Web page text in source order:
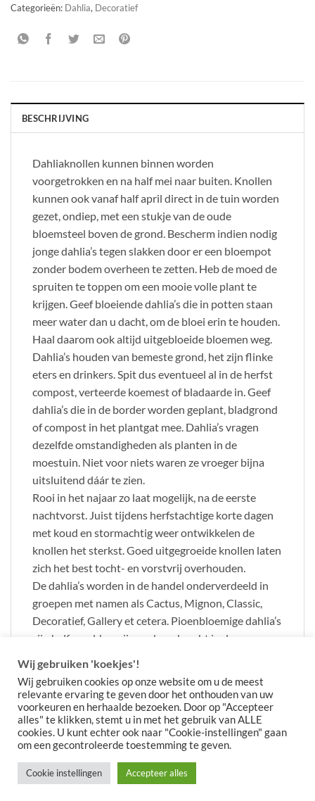
Categorieën: Dahlia, Decoratief
BESCHRIJVING
Dahliaknollen kunnen binnen worden
voorgetrokken en na half mei naar buiten. Knollen
kunnen ook vanaf half april direct in de tuin worden
gezet, ondiep, met een stukje van de oude
bloemsteel boven de grond. Bescherm indien nodig
jonge dahlia’s tegen slakken door er een bloempot
zonder bodem overheen te zetten. Heb de moed de
spruiten te toppen om een mooie volle plant te
krijgen. Geef bloeiende dahlia’s die in potten staan
meer water dan u dacht, om de bloei erin te houden.
Haal daarom ook altijd uitgebloeide bloemen weg.
Dahlia’s houden van bemeste grond, het zijn flinke
eters en drinkers. Spit dus eventueel al in de herfst
compost, verteerde koemest of bladaarde in. Geef
dahlia’s die in de border worden geplant, bladgrond
of compost in het plantgat mee. Dahlia’s vragen
dezelfde omstandigheden als planten in de
moestuin. Niet voor niets waren ze vroeger bijna
uitsluitend dáár te zien.
Rooi in het najaar zo laat mogelijk, na de eerste
nachtvorst. Juist tijdens herfstachtige korte dagen
met koud en stormachtig weer ontwikkelen de
knollen het sterkst. Goed uitgegroeide knollen laten
zich het best tocht- en vorstvrij overhouden.
De dahlia’s worden in de handel onderverdeeld in
groepen met namen als Cactus, Mignon, Classic,
Decoratief, Gallery et cetera. Pioenbloemige dahlia’s
zijn halfgevuld en zijn ondergebracht in de groep
Copyright 2026 ©Meeuwissen Voorhout
Wij gebruiken 'koekjes'!
Wij gebruiken cookies op onze website om u de meest
relevante ervaring te geven door het onthouden van uw
voorkeuren en herhaalde bezoeken. Door op "Accepteer
alles" te klikken, stemt u in met het gebruik van ALLE
cookies. U kunt echter ook naar "Cookie-instellingen" gaan
om een gecontroleerde toestemming te geven.
Cookie instellingen Accepteer alles